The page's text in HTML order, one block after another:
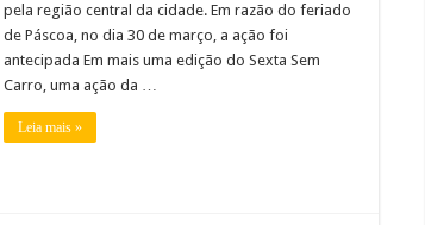
pela região central da cidade. Em razão do feriado
de Páscoa, no dia 30 de março, a ação foi
antecipada Em mais uma edição do Sexta Sem
Carro, uma ação da …
Leia mais »